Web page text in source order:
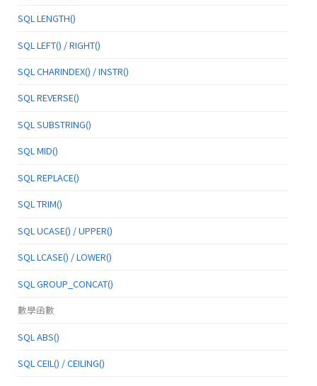
SQL LENGTH()
SQL LEFT() / RIGHT()
SQL CHARINDEX() / INSTR()
SQL REVERSE()
SQL SUBSTRING()
SQL MID()
SQL REPLACE()
SQL TRIM()
SQL UCASE() / UPPER()
SQL LCASE() / LOWER()
SQL GROUP_CONCAT()
數學函數
SQL ABS()
SQL CEIL() / CEILING()